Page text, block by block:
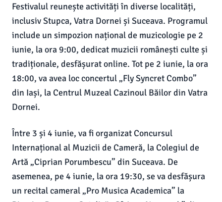
Festivalul reunește activități în diverse localități,
inclusiv Stupca, Vatra Dornei și Suceava. Programul
include un simpozion național de muzicologie pe 2
iunie, la ora 9:00, dedicat muzicii românești culte și
tradiționale, desfășurat online. Tot pe 2 iunie, la ora
18:00, va avea loc concertul „Fly Syncret Combo”
din Iași, la Centrul Muzeal Cazinoul Băilor din Vatra
Dornei.
Între 3 și 4 iunie, va fi organizat Concursul
Internațional al Muzicii de Cameră, la Colegiul de
Artă „Ciprian Porumbescu” din Suceava. De
asemenea, pe 4 iunie, la ora 19:30, se va desfășura
un recital cameral „Pro Musica Academica” la